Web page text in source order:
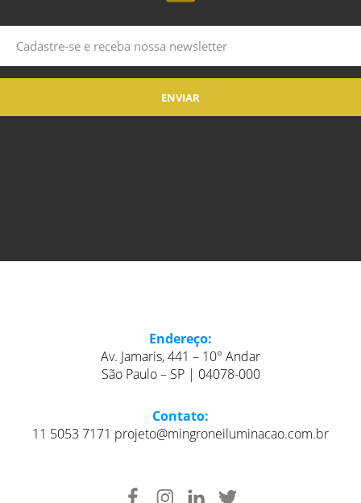
Endereço:
Av. Jamaris, 441 – 10° Andar
São Paulo – SP | 04078-000
Contato:
11 5053 7171 projeto@mingroneiluminacao.com.br